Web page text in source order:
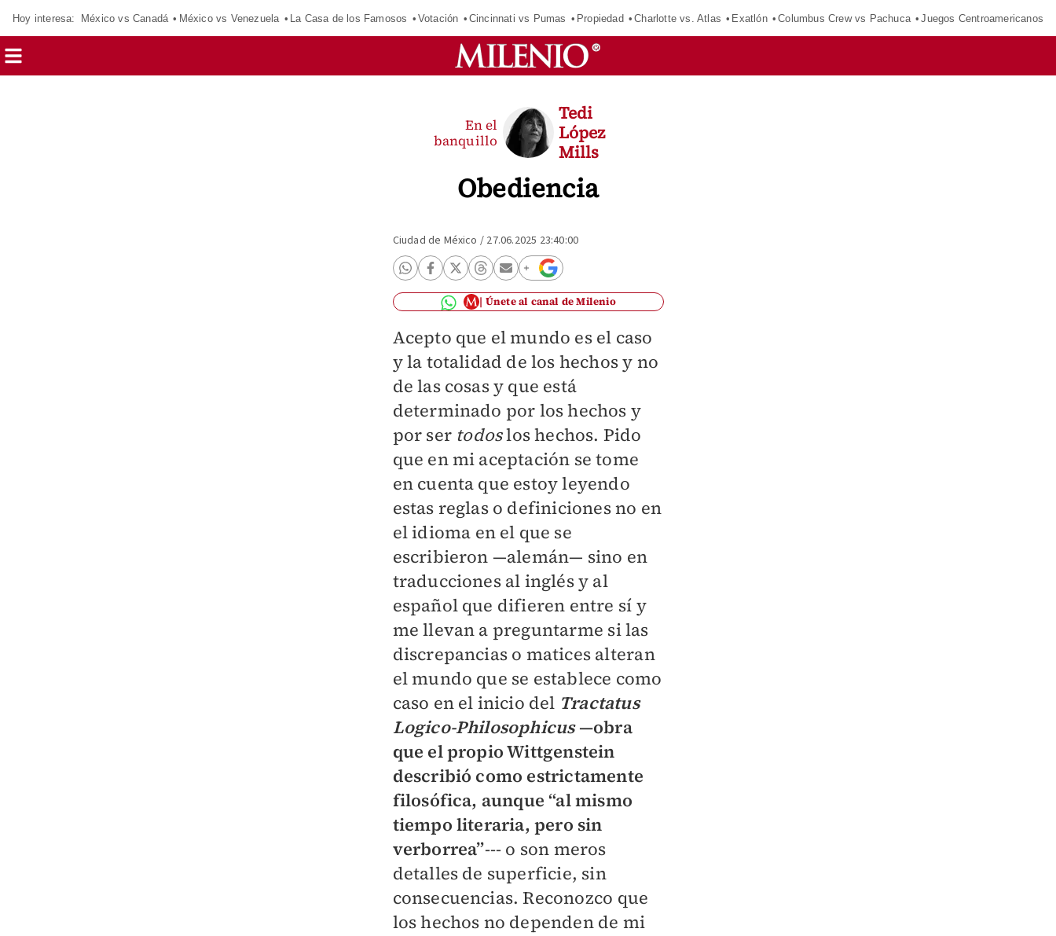
Hoy interesa: México vs Canadá México vs Venezuela La Casa de los Famosos Votación Cincinnati vs Pumas Propiedad Charlotte vs. Atlas Exatlón Columbus Crew vs Pachuca Juegos Centroamericanos
Obediencia
En el
banquillo
Tedi
López
Mills
Ciudad de México / 27.06.2025 23:40:00
Únete al canal de Milenio
Acepto que el mundo es el caso
y la totalidad de los hechos y no
de las cosas y que está
determinado por los hechos y
por ser todoslos hechos. Pido
que en mi aceptación se tome
en cuenta que estoy leyendo
estas reglas o definiciones no en
el idioma en el que se
escribieron —alemán— sino en
traducciones al inglés y al
español que difieren entre sí y
me llevan a preguntarme si las
discrepancias o matices alteran
el mundo que se establece como
caso en el inicio del Tractatus
Logico-Philosophicus—obra
que el propio Wittgenstein
describió como estrictamente
filosófica, aunque “al mismo
tiempo literaria, pero sin
verborrea”--- o son meros
detalles de superficie, sin
consecuencias. Reconozco que
los hechos no dependen de mi